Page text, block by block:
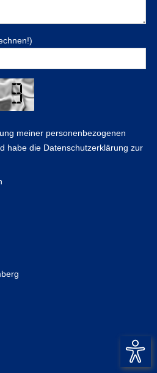
meiner personenbezogenen
habe die Datenschutzerklärung zur